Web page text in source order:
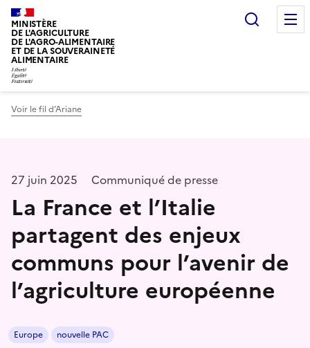
MINISTÈRE
DE L'AGRICULTURE
DE L'AGRO-ALIMENTAIRE
ET DE LA SOUVERAINETÉ
ALIMENTAIRE
Voir le fil d’Ariane
27 juin 2025 Communiqué de presse
La France et l’Italie
partagent des enjeux
communs pour l’avenir de
l’agriculture européenne
Europe nouvelle PAC